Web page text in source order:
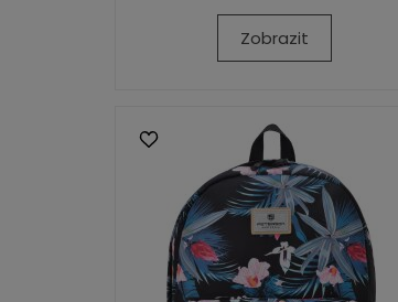
Zobrazit